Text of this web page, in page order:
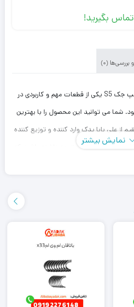
تماس بگیرید!
بررسی‌ها (0)
موتور شیشه بالابر عقب چپ جک S5 یکی از قطعات مهم و کاربردی در
شما می توانید این محصول را با بهترین
از علی بابا یدک وارد کننده و توزیع کننده
قیمت خریداری کنید. توجه داشته باشید که
ما تماس بگیرید.
نمایش بیشتر